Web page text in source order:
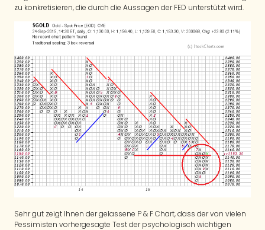
zu konkretisieren, die durch die Aussagen der FED unterstützt wird.
Sehr gut zeigt Ihnen der gelassene P & F Chart, dass der von vielen
Pessimisten vorhergesagte Test der psychologisch wichtigen